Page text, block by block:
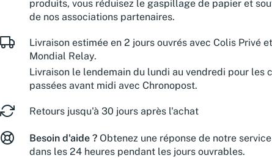
produits, vous réduisez le gaspillage de papier et
de nos associations partenaires.
Livraison estimée en 2 jours ouvrés avec Colis Privé et
Mondial Relay.
Livraison le lendemain du lundi au vendredi pour les
passées avant midi avec Chronopost.
Retours jusqu'à 30 jours après l'achat
Besoin d'aide ? Obtenez une réponse de notre
dans les 24 heures pendant les jours ouvrables.